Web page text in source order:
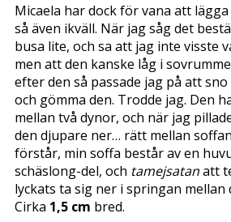
Micaela har dock för vana att
så även ikväll. När jag såg det
busa lite, och sa att jag inte visste
men att den kanske låg i
efter den så passade jag på att
och gömma den. Trodde jag. Den
mellan två dynor, och när jag
den djupare ner… rätt mellan
förstår, min soffa består av en
schäslong-del, och tamejsatanatt
lyckats ta sig ner i springan mellan
Cirka 1,5 cm bred.